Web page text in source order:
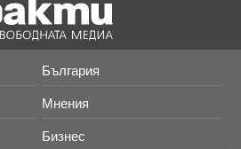
България
Мнения
Бизнес